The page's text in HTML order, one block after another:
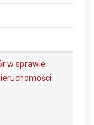
w sprawie